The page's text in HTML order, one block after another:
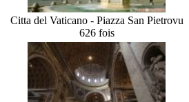
Citta del Vaticano - Piazza San Pietrovu
626 fois